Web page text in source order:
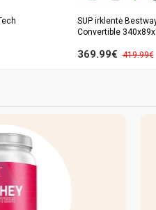
SUP irklentė
Convertible
369.99€ 419.99€